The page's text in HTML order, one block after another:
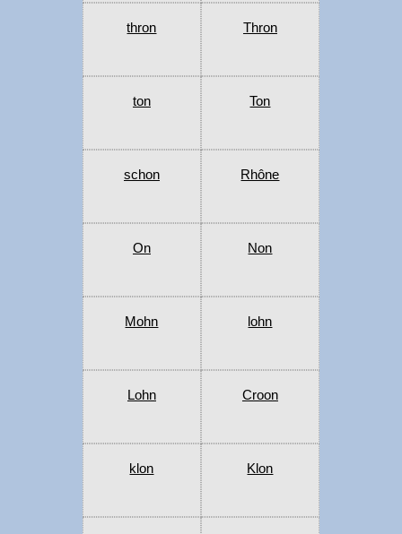
thron Thron
ton Ton
schon Rhône
On Non
Mohn lohn
Lohn Croon
klon Klon